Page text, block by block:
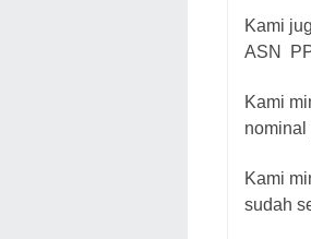
Kami
ASN
Kami
nominal
Kami
sudah